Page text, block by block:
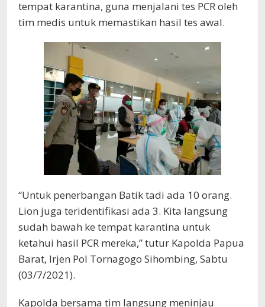
tempat karantina, guna menjalani tes PCR oleh
tim medis untuk memastikan hasil tes awal.
“Untuk penerbangan Batik tadi ada 10 orang.
Lion juga teridentifikasi ada 3. Kita langsung
sudah bawah ke tempat karantina untuk
ketahui hasil PCR mereka,” tutur Kapolda Papua
Barat, Irjen Pol Tornagogo Sihombing, Sabtu
(03/7/2021).
Kapolda bersama tim langsung meninjau